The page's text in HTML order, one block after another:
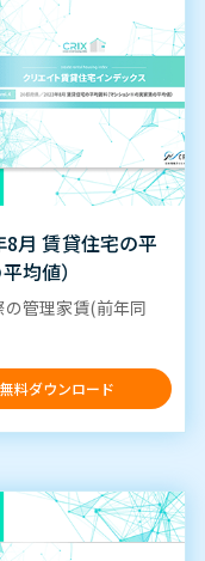
8月 賃貸住宅の平
均値）
管理家賃(前年同
無料ダウンロード